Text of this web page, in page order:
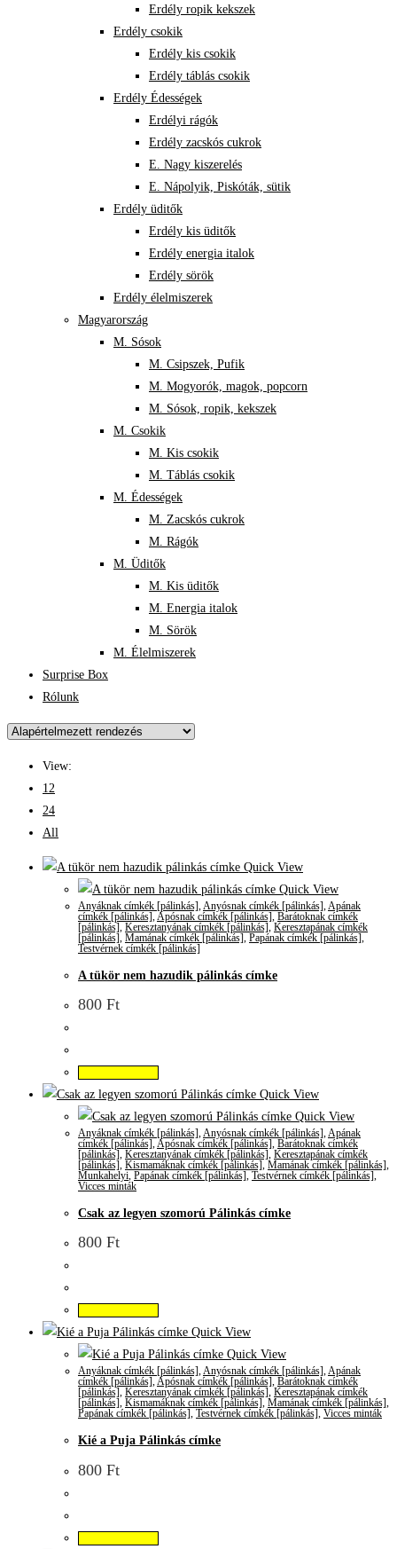
Erdély ropik kekszek
Erdély csokik
Erdély kis csokik
Erdély táblás csokik
Erdély Édességek
Erdélyi rágók
Erdély zacskós cukrok
E. Nagy kiszerelés
E. Nápolyik, Piskóták, sütik
Erdély üditők
Erdély kis üditők
Erdély energia italok
Erdély sörök
Erdély élelmiszerek
Magyarország
M. Sósok
M. Csipszek, Pufik
M. Mogyorók, magok, popcorn
M. Sósok, ropik, kekszek
M. Csokik
M. Kis csokik
M. Táblás csokik
M. Édességek
M. Zacskós cukrok
M. Rágók
M. Üditők
M. Kis üditők
M. Energia italok
M. Sörök
M. Élelmiszerek
Surprise Box
Rólunk
View:
12
24
All
Quick View
Quick View
Anyáknak címkék [pálinkás],Anyósnak címkék [pálinkás],Apának
címkék [pálinkás],Apósnak címkék [pálinkás], Barátoknak címkék
[pálinkás], Keresztanyának címkék [pálinkás], Keresztapának címkék
[pálinkás], Mamának címkék [pálinkás], Papának címkék [pálinkás],
Testvérnek címkék [pálinkás]
A tükör nem hazudik pálinkás címke
800 Ft
Quick View
Quick View
Anyáknak címkék [pálinkás],Anyósnak címkék [pálinkás],Apának
címkék [pálinkás],Apósnak címkék [pálinkás], Barátoknak címkék
[pálinkás], Keresztanyának címkék [pálinkás], Keresztapának címkék
[pálinkás], Kismamáknak címkék [pálinkás], Mamának címkék [pálinkás],
Munkahelyi, Papának címkék [pálinkás], Testvérnek címkék [pálinkás],
Vicces minták
Csak az legyen szomorú Pálinkás címke
800 Ft
Quick View
Quick View
Anyáknak címkék [pálinkás],Anyósnak címkék [pálinkás],Apának
címkék [pálinkás],Apósnak címkék [pálinkás], Barátoknak címkék
[pálinkás], Keresztanyának címkék [pálinkás], Keresztapának címkék
[pálinkás], Kismamáknak címkék [pálinkás], Mamának címkék [pálinkás],
Papának címkék [pálinkás], Testvérnek címkék [pálinkás], Vicces minták
Kié a Puja Pálinkás címke
800 Ft